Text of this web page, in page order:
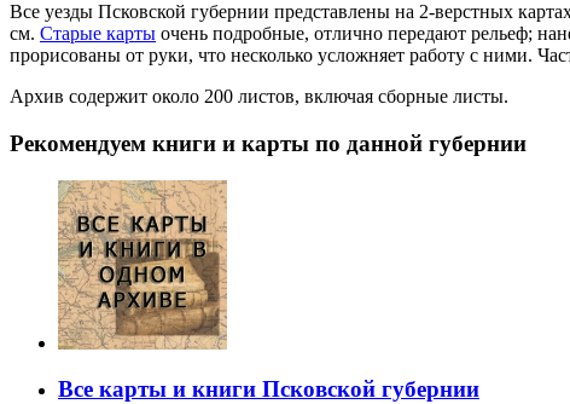
Все уезды Псковской губернии представлены на 2-верстных
см. Старые карты очень подробные, отлично передают рельеф;
прорисованы от руки, что несколько усложняет работу с ними.
Архив содержит около 200 листов, включая сборные листы.
Рекомендуем книги и карты по данной губернии
Все карты и книги Псковской губернии